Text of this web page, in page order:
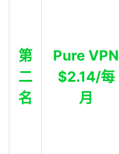
第
二
名
Pure VPN
$2.14/每
月